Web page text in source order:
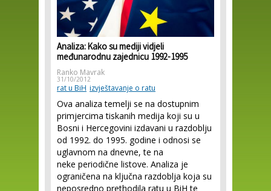
Analiza: Kako su mediji vidjeli
međunarodnu zajednicu 1992-1995
Ranko Mavrak
31/10/2012
rat u BiH izvještavanje o ratu
Ova analiza temelji se na dostupnim
primjercima tiskanih medija koji su u
Bosni i Hercegovini izdavani u razdoblju
od 1992. do 1995. godine i odnosi se
uglavnom na dnevne, te na
neke periodične listove. Analiza je
ograničena na ključna razdoblja koja su
neposredno prethodila ratu u BiH te